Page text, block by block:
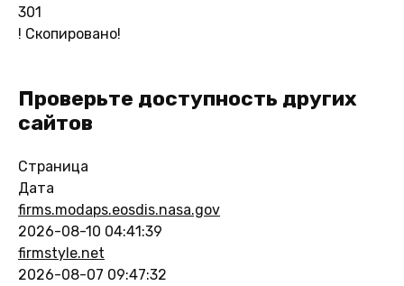
301
! Скопировано!
Проверьте доступность других
сайтов
Страница
Дата
firms.modaps.eosdis.nasa.gov
2026-08-10 04:41:39
firmstyle.net
2026-08-07 09:47:32